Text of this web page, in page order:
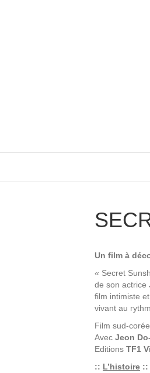
Un film à
« Secret
de son actrice
film intimiste
vivant au
Film sud-
Avec Jeon
Editions TF1
:: L’histoire ::